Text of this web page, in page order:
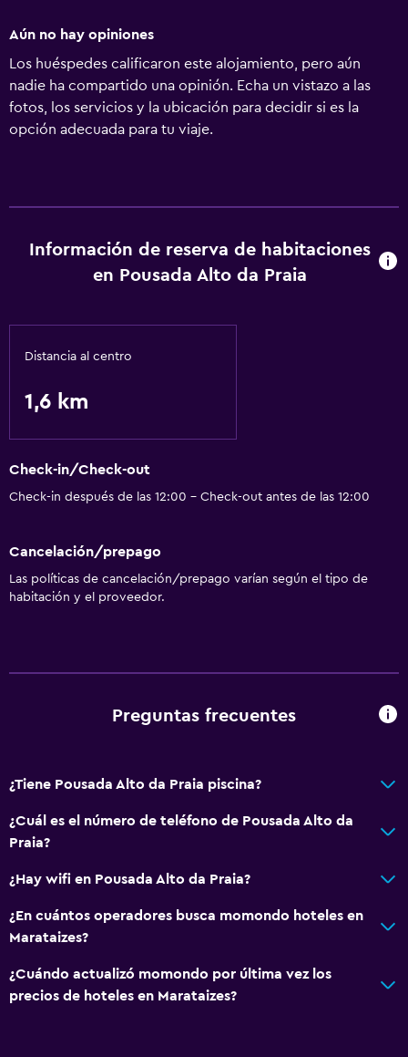
Aún no hay opiniones
Los huéspedes calificaron este alojamiento, pero aún
nadie ha compartido una opinión. Echa un vistazo a las
fotos, los servicios y la ubicación para decidir si es la
opción adecuada para tu viaje.
Información de reserva de habitaciones
en Pousada Alto da Praia
Distancia al centro
1,6 km
Check-in/Check-out
Check-in después de las 12:00 - Check-out antes de las 12:00
Cancelación/prepago
Las políticas de cancelación/prepago varían según el tipo de
habitación y el proveedor.
Preguntas frecuentes
¿Tiene Pousada Alto da Praia piscina?
¿Cuál es el número de teléfono de Pousada Alto da
Praia?
¿Hay wifi en Pousada Alto da Praia?
¿En cuántos operadores busca momondo hoteles en
Marataizes?
¿Cuándo actualizó momondo por última vez los
precios de hoteles en Marataizes?